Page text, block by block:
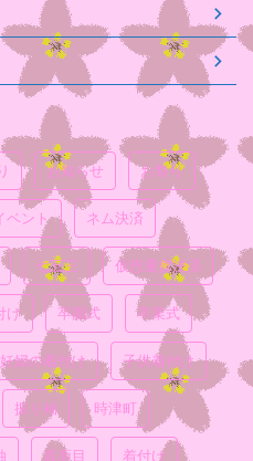
お知らせ お祭り
ベント ネム決済
七五三 仮想通貨決済
け 卒園式 卒業式
妊婦の着付け 子供着付け
振り袖 時津町
真面目 着付け